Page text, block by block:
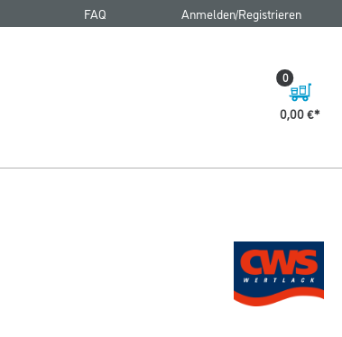
FAQ Anmelden/Registrieren
0,00 €
0